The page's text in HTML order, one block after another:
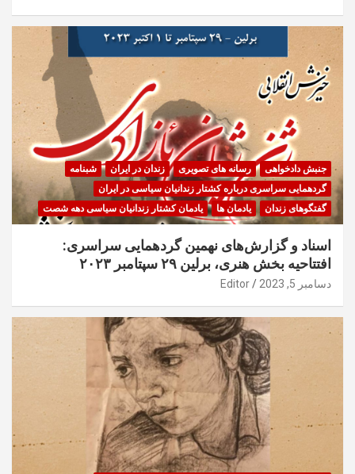
جنبش دادخواهی رسانه های تصویری زندان در ایران
شبنامه
گردهمایی سراسری درباره کشتار زندانیان سیاسی در ایران
گفتگوهای زندان
یادمان ها یادمان کشتار زندانیان سیاسی دهه شصت
اسناد و گزارش‌های نهمین گردهمایی سراسری:
افتتاحیه بخش هنری، برلین ۲۹ سپتامبر ۲۰۲۳
دسامبر 5, 2023 Editor